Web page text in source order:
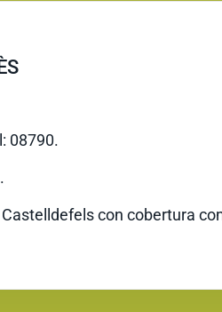
08790.
con cobertura